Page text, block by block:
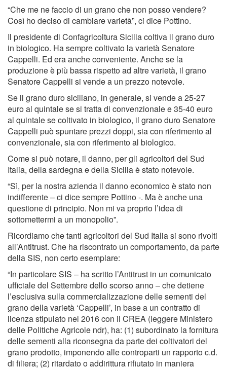
“Che me ne faccio di un grano che non posso vendere?
Così ho deciso di cambiare varietà”, ci dice Pottino.
Il presidente di Confagricoltura Sicilia coltiva il grano duro
in biologico. Ha sempre coltivato la varietà Senatore
Cappelli. Ed era anche conveniente. Anche se la
produzione è più bassa rispetto ad altre varietà, il grano
Senatore Cappelli si vende a un prezzo notevole.
Se il grano duro siciliano, in generale, si vende a 25-27
euro al quintale se si tratta di convenzionale e 35-40 euro
al quintale se coltivato in biologico, il grano duro Senatore
Cappelli può spuntare prezzi doppi, sia con riferimento al
convenzionale, sia con riferimento al biologico.
Come si può notare, il danno, per gli agricoltori del Sud
Italia, della sardegna e della Sicilia è stato notevole.
“Sì, per la nostra azienda il danno economico è stato non
indifferente – ci dice sempre Pottino -. Ma è anche una
questione di principio. Non mi va proprio l’idea di
sottomettermi a un monopolio”.
Ricordiamo che tanti agricoltori del Sud Italia si sono rivolti
all’Antitrust. Che ha riscontrato un comportamento, da parte
della SIS, non certo esemplare:
“In particolare SIS – ha scritto l’Antitrust in un comunicato
ufficiale del Settembre dello scorso anno – che detiene
l’esclusiva sulla commercializzazione delle sementi del
grano della varietà ‘Cappelli’, in base a un contratto di
licenza stipulato nel 2016 con il CREA (leggere Ministero
delle Politiche Agricole ndr), ha: (1) subordinato la fornitura
delle sementi alla riconsegna da parte dei coltivatori del
grano prodotto, imponendo alle controparti un rapporto c.d.
di filiera; (2) ritardato o addirittura rifiutato in maniera